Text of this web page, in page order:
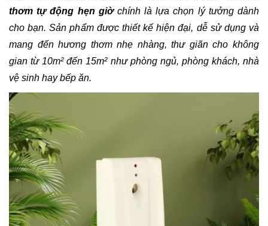
thơm tự động hẹn giờchính là lựa chọn lý tưởng dành
cho bạn. Sản phẩm được thiết kế hiện đại, dễ sử dụng và
mang đến hương thơm nhẹ nhàng, thư giãn cho không
gian từ 10m² đến 15m² như phòng ngủ, phòng khách, nhà
vệ sinh hay bếp ăn.